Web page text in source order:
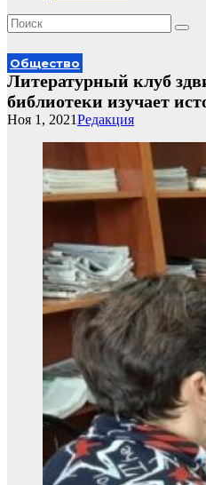
Общество
Литературный клуб
библиотеки изучает
Редакция
Ноя 1, 2021